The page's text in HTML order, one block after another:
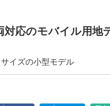
応のモバイル用地
イズの小型モデル